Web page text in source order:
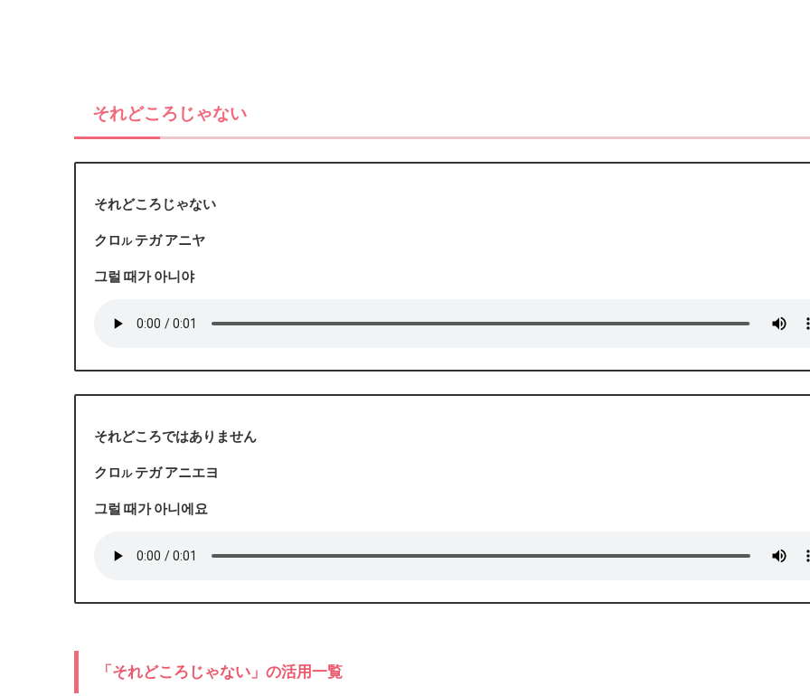
それどころじゃない
それどころじゃない
クロルテガ アニヤ
그럴 때가 아니야
それどころではありません
クロルテガ アニエヨ
그럴 때가 아니에요
「それどころじゃない」の活用一覧